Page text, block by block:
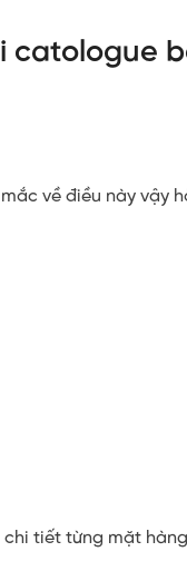
catologue
về điều này vậy
chi tiết từng mặt